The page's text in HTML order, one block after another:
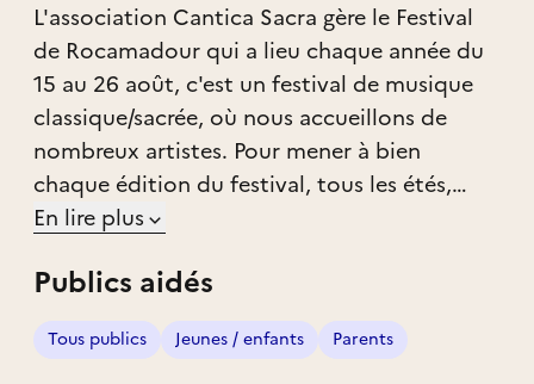
L'association Cantica Sacra gère le Festival
de Rocamadour qui a lieu chaque année du
15 au 26 août, c'est un festival de musique
classique/sacrée, où nous accueillons de
nombreux artistes. Pour mener à bien
chaque édition du festival, tous les étés,
nous sommes à la recherche de nombreux
Le Festival de Rocamadour a pour ambition
en 2024 de devenir le festival de référence de
En lire plus
Publics aidés
Tous publics Jeunes / enfants Parents